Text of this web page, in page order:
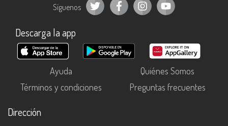
Síguenos
Descarga la app
Ayuda
Quiénes Somos
Términos y condiciones
Preguntas frecuentes
Dirección